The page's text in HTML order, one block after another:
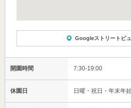
Googleストリートビ
開園時間 7:30-19:00
休園日 日曜・祝日・年末年